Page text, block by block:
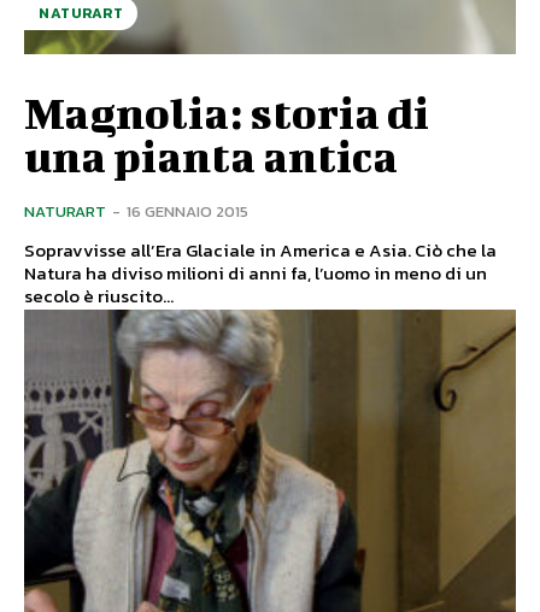
NATURART
Magnolia: storia di
una pianta antica
NATURART - 16 GENNAIO 2015
Sopravvisse all’Era Glaciale in America e Asia. Ciò che la
Natura ha diviso milioni di anni fa, l’uomo in meno di un
secolo è riuscito...